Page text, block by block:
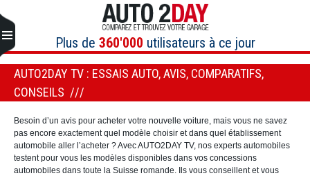
au
contenu
Plus de 360'000 utilisateurs à ce jour
AUTO2DAY TV : ESSAIS AUTO, AVIS, COMPARATIFS,
CONSEILS
Besoin d’un avis pour acheter votre nouvelle voiture, mais vous ne savez
pas encore exactement quel modèle choisir et dans quel établissement
automobile aller l’acheter ? Avec AUTO2DAY TV, nos experts automobiles
testent pour vous les modèles disponibles dans vos concessions
automobiles dans toute la Suisse romande. Ils vous conseillent et vous